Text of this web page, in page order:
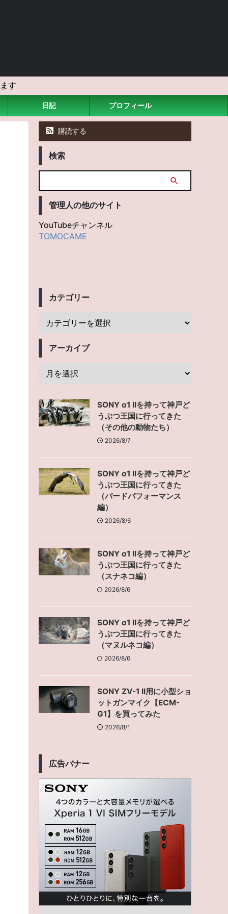
す
日記 プロフィール
購読する
検索
管理人の他のサイト
YouTubeチャンネル
TOMOCAME
カテゴリー
アーカイブ
SONY α1 IIを持って神戸ど
うぶつ王国に行ってきた
（その他の動物たち）
2026/8/7
SONY α1 IIを持って神戸ど
うぶつ王国に行ってきた
（バードパフォーマンス
編）
2026/8/6
SONY α1 IIを持って神戸ど
うぶつ王国に行ってきた
（スナネコ編）
2026/8/6
SONY α1 IIを持って神戸ど
うぶつ王国に行ってきた
（マヌルネコ編）
2026/8/6
SONY ZV-1 II用に小型ショ
ットガンマイク【ECM-
G1】を買ってみた
2026/8/1
広告バナー